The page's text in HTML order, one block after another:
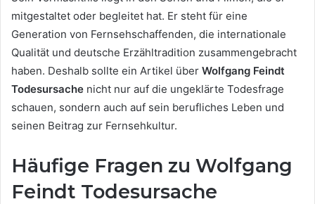
mitgestaltet oder begleitet hat. Er steht für eine
Generation von Fernsehschaffenden, die internationale
Qualität und deutsche Erzähltradition zusammengebracht
haben. Deshalb sollte ein Artikel über Wolfgang Feindt
Todesursache nicht nur auf die ungeklärte Todesfrage
schauen, sondern auch auf sein berufliches Leben und
seinen Beitrag zur Fernsehkultur.
Häufige Fragen zu Wolfgang
Feindt Todesursache